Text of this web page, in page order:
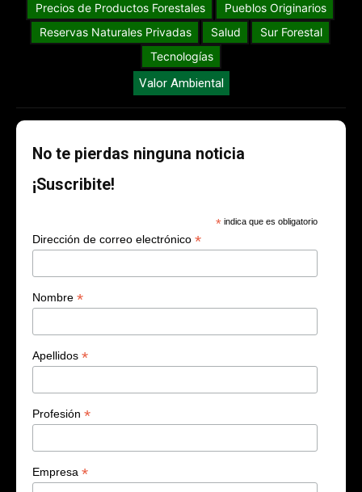
Precios de Productos Forestales
Pueblos Originarios
Reservas Naturales Privadas
Salud
Sur Forestal
Tecnologías
Valor Ambiental
No te pierdas ninguna noticia
¡Suscribite!
* indica que es obligatorio
Dirección de correo electrónico *
Nombre *
Apellidos *
Profesión *
Empresa *